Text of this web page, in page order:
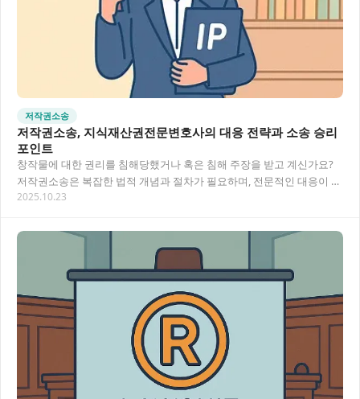
저작권소송
저작권소송, 지식재산권전문변호사의 대응 전략과 소송 승리
포인트
창작물에 대한 권리를 침해당했거나 혹은 침해 주장을 받고 계신가요?
저작권소송은 복잡한 법적 개념과 절차가 필요하며, 전문적인 대응이 승
패를 좌우합니다. 지식재산권전문변호사와 함께…
2025.10.23